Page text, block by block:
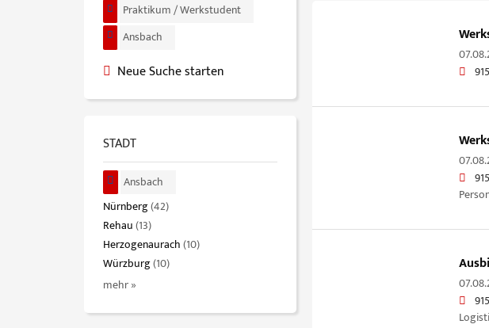
Praktikum / Werkstudent
Ansbach
Neue Suche starten
STADT
Ansbach
Nürnberg(42)
Rehau(13)
Herzogenaurach(10)
Würzburg(10)
mehr »